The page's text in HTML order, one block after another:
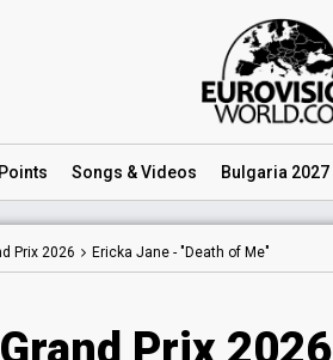
Songs & Videos Bulgaria 2027
Prix 2026 Ericka Jane - "Death of Me"
Prix 2026